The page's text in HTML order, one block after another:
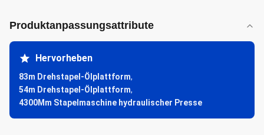
Produktanpassungsattribute
Hervorheben
83m Drehstapel-Ölplattform,
54m Drehstapel-Ölplattform,
4300Mm Stapelmaschine hydraulischer Presse